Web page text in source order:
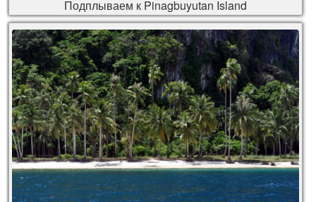
Подплываем к Pinagbuyutan Island